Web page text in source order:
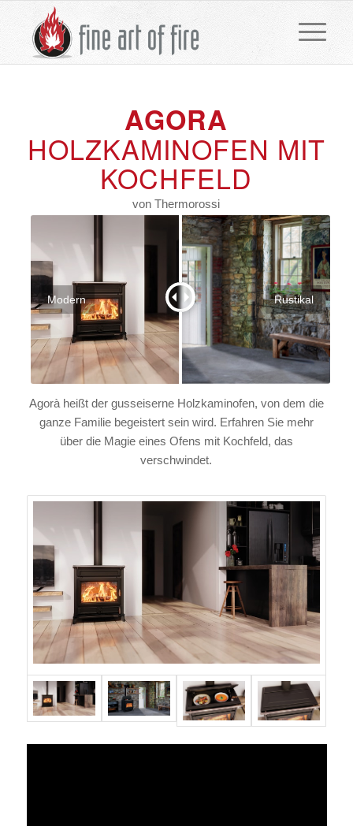
AGORA
HOLZKAMINOFEN MIT
KOCHFELD
von Thermorossi
Modern Rustikal
Agorà heißt der gusseiserne Holzkaminofen, von dem die
ganze Familie begeistert sein wird. Erfahren Sie mehr
über die Magie eines Ofens mit Kochfeld, das
verschwindet.